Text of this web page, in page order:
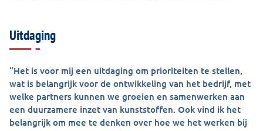
Uitdaging
“Het is voor mij een uitdaging om prioriteiten te stellen,
wat is belangrijk voor de ontwikkeling van het bedrijf, met
welke partners kunnen we groeien en samenwerken aan
een duurzamere inzet van kunststoffen. Ook vind ik het
belangrijk om mee te denken over hoe we het werken bij